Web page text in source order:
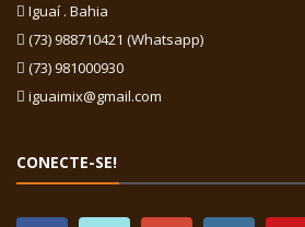
Iguaí . Bahia
(73) 988710421 (Whatsapp)
(73) 981000930
iguaimix@gmail.com
CONECTE-SE!